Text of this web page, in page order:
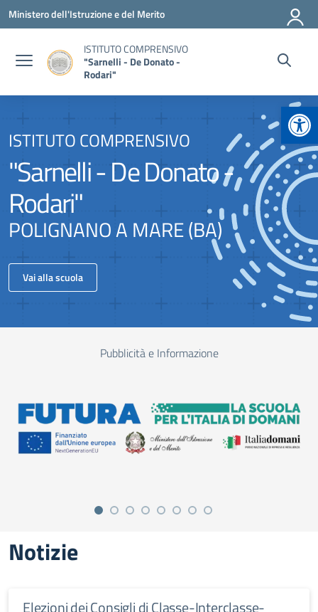
Vai ai contenuti
Vai al menu di navigazione
Vai al footer
Ministero dell'Istruzione e del Merito
ISTITUTO COMPRENSIVO
"Sarnelli - De Donato -
Rodari"
ISTITUTO COMPRENSIVO
"Sarnelli - De Donato -
Rodari"
POLIGNANO A MARE (BA)
Vai alla scuola
Pubblicità e Informazione
Notizie
Elezioni dei Consigli di Classe-Interclasse-